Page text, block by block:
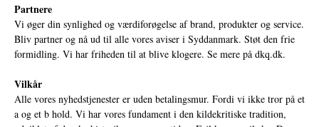
Partnere
Vi øger din synlighed og værdiforøgelse af brand, produkter og service.
Bliv partner og nå ud til alle vores aviser i Syddanmark. Støt den frie
formidling. Vi har friheden til at blive klogere. Se mere på dkq.dk.
Vilkår
Alle vores nyhedstjenester er uden betalingsmur. Fordi vi ikke tror på et
a og et b hold. Vi har vores fundament i den kildekritiske tradition,